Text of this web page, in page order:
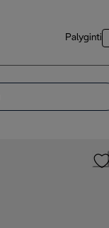
Palyginti